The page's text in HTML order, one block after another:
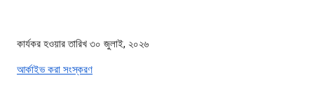
কার্যকর হওয়ার তারিখ ৩০ জুলাই, ২০২৬
আর্কাইভ করা সংস্করণ